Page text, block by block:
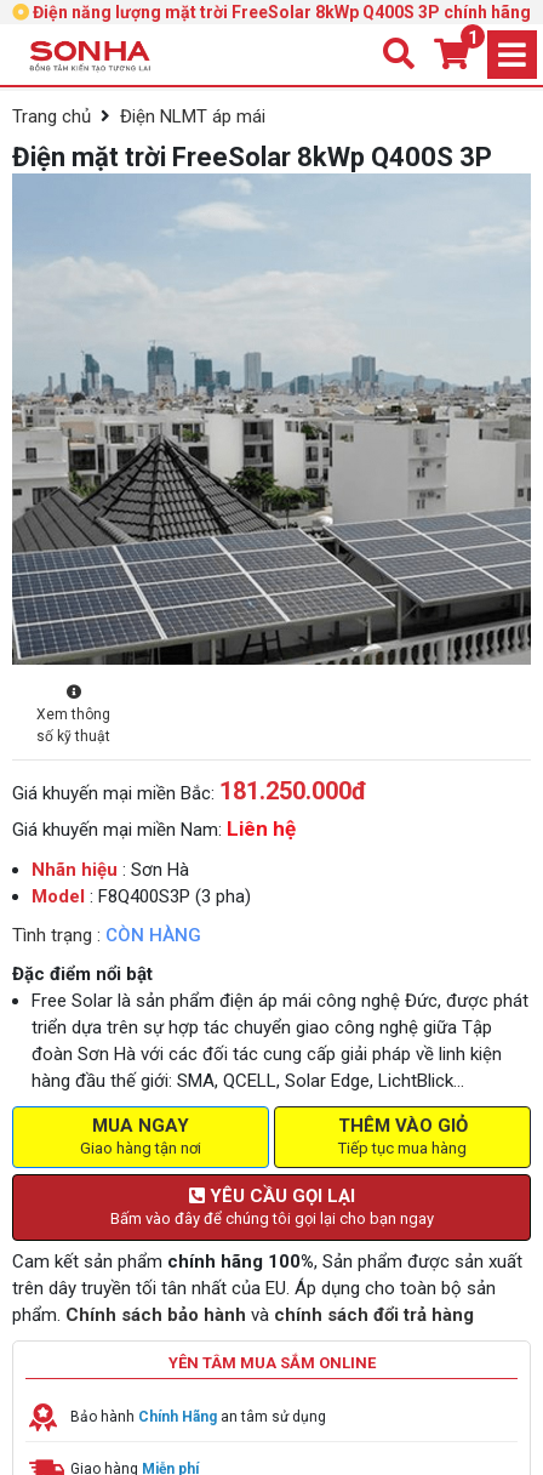
Điện năng lượng mặt trời FreeSolar 8kWp Q400S 3P chính hãng
1
Trang chủ Điện NLMT áp mái
Điện mặt trời FreeSolar 8kWp Q400S 3P
Xem thông
số kỹ thuật
Giá khuyến mại miền Bắc: 181.250.000đ
Giá khuyến mại miền Nam: Liên hệ
Nhãn hiệu : Sơn Hà
Model : F8Q400S3P (3 pha)
Tình trạng : CÒN HÀNG
Đặc điểm nổi bật
Free Solar là sản phẩm điện áp mái công nghệ Đức, được phát
triển dựa trên sự hợp tác chuyển giao công nghệ giữa Tập
đoàn Sơn Hà với các đối tác cung cấp giải pháp về linh kiện
hàng đầu thế giới: SMA, QCELL, Solar Edge, LichtBlick…
MUA NGAY
Giao hàng tận nơi
THÊM VÀO GIỎ
Tiếp tục mua hàng
YÊU CẦU GỌI LẠI
Bấm vào đây để chúng tôi gọi lại cho bạn ngay
Cam kết sản phẩm chính hãng 100%, Sản phẩm được sản xuất
trên dây truyền tối tân nhất của EU. Áp dụng cho toàn bộ sản
phẩm. Chính sách bảo hành và chính sách đổi trả hàng
YÊN TÂM MUA SẮM ONLINE
Bảo hành Chính Hãng an tâm sử dụng
Giao hàng Miễn phí